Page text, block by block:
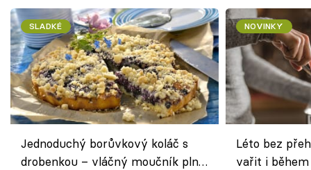
SLADKÉ
Jednoduchý borůvkový koláč s
drobenkou – vláčný moučník plný
NOVINKY
Léto bez
vařit i